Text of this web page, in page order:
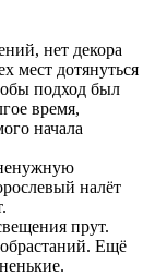
нет декора
мест дотянуться
подход был
время,
начала
налёт
прут.
обрастаний. Ещё